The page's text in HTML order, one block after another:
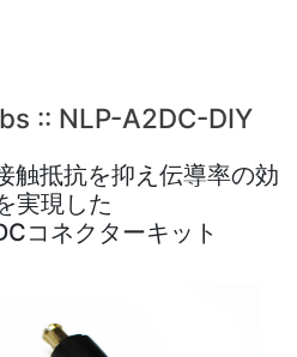
:: NLP-A2DC-DIY
触抵抗を抑え伝導率の効
実現した
コネクターキット